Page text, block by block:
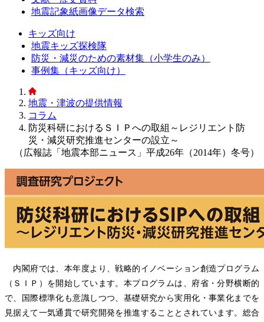
地震記象紙画像データ検索
キッズ向け
地震キッズ探検隊
防災・減災のための素材集（小学生のみ）
事例集（キッズ向け）
地震・津波の提供情報
コラム
防災科研におけるＳＩＰへの取組～レジリエント防
災・減災研究推進センターの設立～
（広報誌「地震本部ニュース」平成26年（2014年）冬号）
内閣府では、本年度より、戦略的イノベーション創造プログラム
（ＳＩＰ）を開始しています。本プログラムは、府省・分野横断的
で、国際標準化も意識しつつ、基礎研究から実用化・事業化までを
見据えて一気通貫で研究開発を推進することとされています。総合